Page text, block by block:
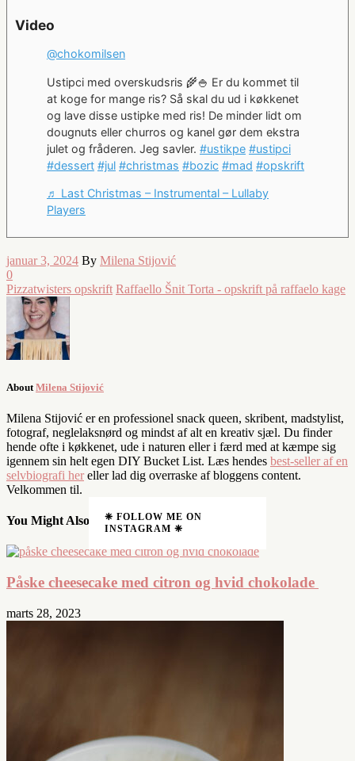
Video
@chokomilsen
Ustipci med overskudsris 🌾🍚 Er du kommet til
at koge for mange ris? Så skal du ud i køkkenet
og lave disse ustipke med ris! De minder lidt om
dougnuts eller churros og kanel gør dem ekstra
julet og fråderen. Jeg savler. #ustikpe #ustipci
#dessert #jul #christmas #bozic #mad #opskrift
♬ Last Christmas – Instrumental – Lullaby
Players
januar 3, 2024 By Milena Stijović
0
Pizzatwisters opskrift Raffaello Šnit Torta - opskrift på raffaelo kage
About Milena Stijović
Milena Stijović er en professionel snack queen, skribent, madstylist,
fotograf, neglelaksnørd og mindst af alt en kreativ sjæl. Du finder
hende ofte i køkkenet, ude i naturen eller i færd med at kæmpe sig
igennem sin helt egen DIY Bucket List. Læs hendes best-seller af en
selvbiografi her eller lad dig overraske af bloggens content.
Velkommen til.
You Might Also Like
Påske cheesecake med citron og hvid chokolade
marts 28, 2023
❈ FOLLOW ME ON
INSTAGRAM ❈